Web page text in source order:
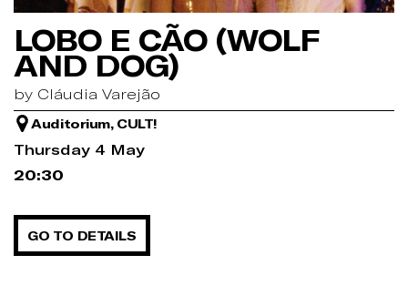
LOBO E CÃO (WOLF
AND DOG)
by Cláudia Varejão
Auditorium, CULT!
Thursday 4 May
20:30
GO TO DETAILS